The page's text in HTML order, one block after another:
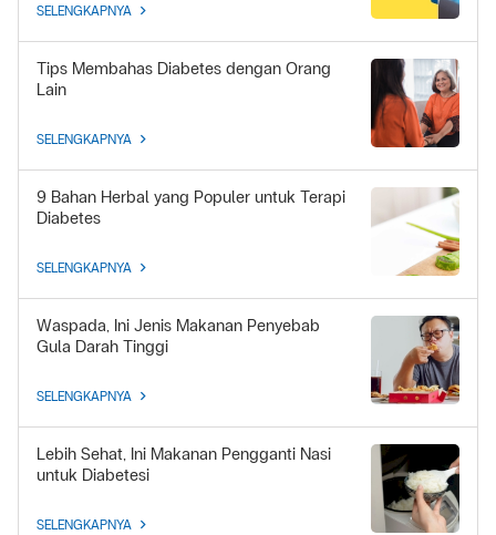
SELENGKAPNYA
Tips Membahas Diabetes dengan Orang
Lain
SELENGKAPNYA
9 Bahan Herbal yang Populer untuk Terapi
Diabetes
SELENGKAPNYA
Waspada, Ini Jenis Makanan Penyebab
Gula Darah Tinggi
SELENGKAPNYA
Lebih Sehat, Ini Makanan Pengganti Nasi
untuk Diabetesi
SELENGKAPNYA